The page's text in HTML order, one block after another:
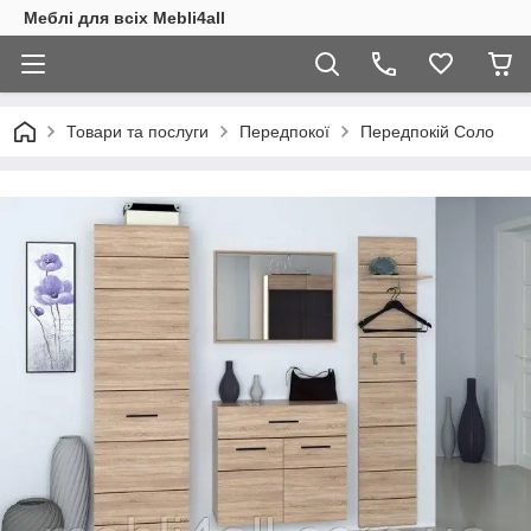
Меблі для всіх Mebli4all
Товари та послуги Передпокої Передпокій Соло